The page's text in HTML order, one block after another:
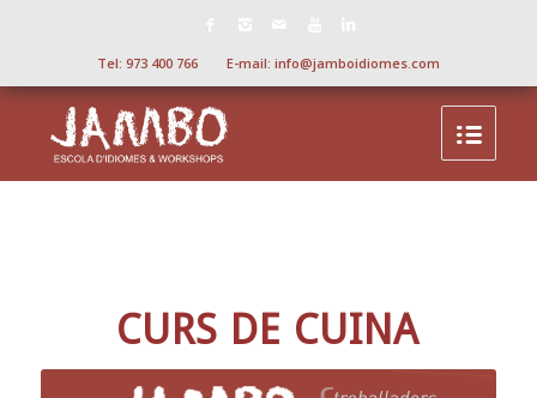
Tel: 973 400 766 E-mail: info@jamboidiomes.com
CURS DE CUINA